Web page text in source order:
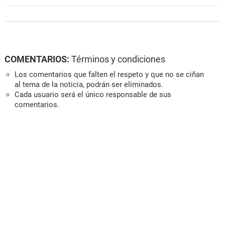
COMENTARIOS: Términos y condiciones
Los comentarios que falten el respeto y que no se ciñan
al tema de la noticia, podrán ser eliminados.
Cada usuario será el único responsable de sus
comentarios.